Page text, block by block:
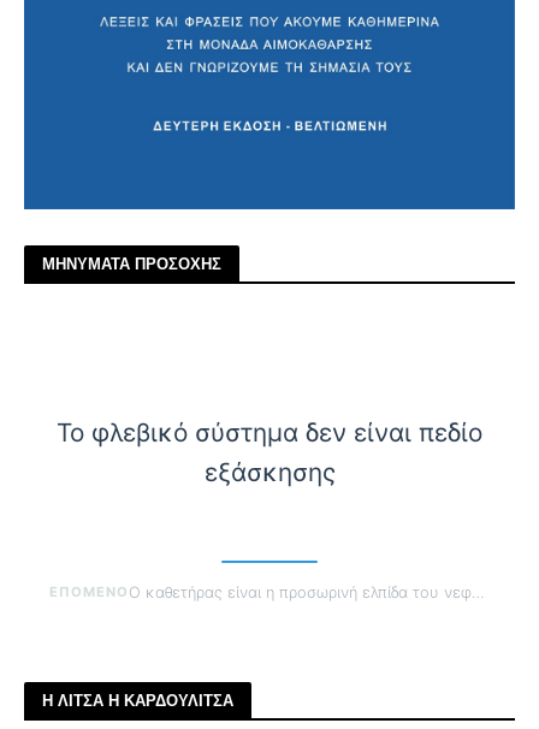
ΜΗΝΥΜΑΤΑ ΠΡΟΣΟΧΗΣ
Το φλεβικό σύστημα δεν είναι πεδίο
εξάσκησης
ΕΠΟΜΕΝΟ
Η ΛΙΤΣΑ Η ΚΑΡΔΟΥΛΙΤΣΑ